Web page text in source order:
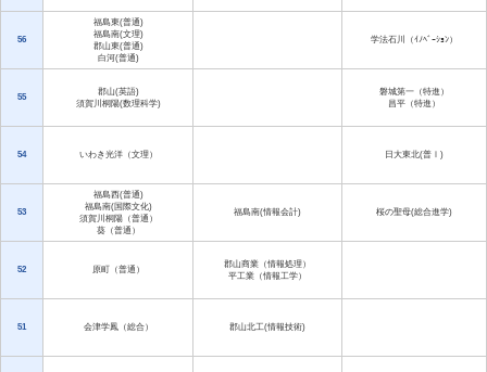
56
福島東(普通)
福島南(文理)
郡山東(普通)
白河(普通)
学法石川（ｲﾉﾍﾞｰｼｮﾝ）
55
郡山(英語)
須賀川桐陽(数理科学)
磐城第一（特進）
昌平（特進）
54 いわき光洋（文理） 日大東北(普Ⅰ)
53
福島西(普通)
福島南(国際文化)
須賀川桐陽（普通）
葵（普通）
福島南(情報会計) 桜の聖母(総合進学)
52 原町（普通）
郡山商業（情報処理）
平工業（情報工学）
51 会津学鳳（総合） 郡山北工(情報技術)